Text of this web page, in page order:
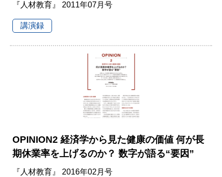
『人材教育』 2011年07月号
講演録
OPINION2 経済学から見た健康の価値 何が長
期休業率を上げるのか？ 数字が語る“要因”
『人材教育』 2016年02月号